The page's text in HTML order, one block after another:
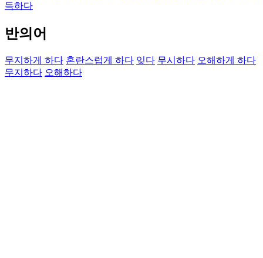
득하다
반의어
무지하게 하다 혼란스럽게 하다 잊다 무시하다 오해하게 하다
무지하다 오해하다